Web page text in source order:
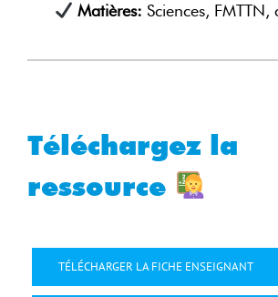
Matières: Sciences, FMTTN,
Téléchargez la
ressource
TÉLÉCHARGER LA FICHE ENSEIGNANT